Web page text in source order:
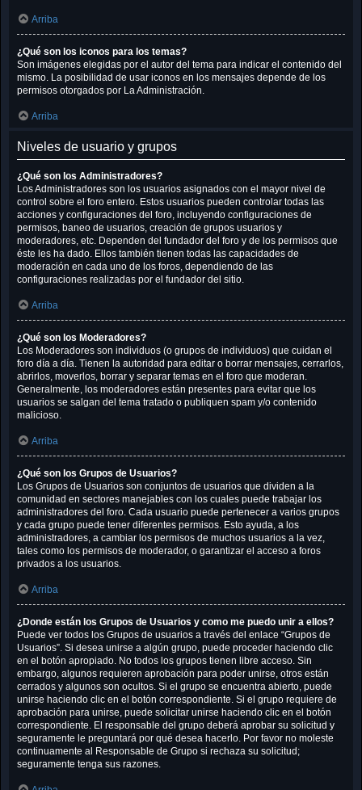
Arriba
¿Qué son los iconos para los temas?
Son imágenes elegidas por el autor del tema para indicar el contenido del
mismo. La posibilidad de usar iconos en los mensajes depende de los
permisos otorgados por La Administración.
Arriba
Niveles de usuario y grupos
¿Qué son los Administradores?
Los Administradores son los usuarios asignados con el mayor nivel de
control sobre el foro entero. Estos usuarios pueden controlar todas las
acciones y configuraciones del foro, incluyendo configuraciones de
permisos, baneo de usuarios, creación de grupos usuarios y
moderadores, etc. Dependen del fundador del foro y de los permisos que
éste les ha dado. Ellos también tienen todas las capacidades de
moderación en cada uno de los foros, dependiendo de las
configuraciones realizadas por el fundador del sitio.
Arriba
¿Qué son los Moderadores?
Los Moderadores son individuos (o grupos de individuos) que cuidan el
foro día a día. Tienen la autoridad para editar o borrar mensajes, cerrarlos,
abrirlos, moverlos, borrar y separar temas en el foro que moderan.
Generalmente, los moderadores están presentes para evitar que los
usuarios se salgan del tema tratado o publiquen spam y/o contenido
malicioso.
Arriba
¿Qué son los Grupos de Usuarios?
Los Grupos de Usuarios son conjuntos de usuarios que dividen a la
comunidad en sectores manejables con los cuales puede trabajar los
administradores del foro. Cada usuario puede pertenecer a varios grupos
y cada grupo puede tener diferentes permisos. Esto ayuda, a los
administradores, a cambiar los permisos de muchos usuarios a la vez,
tales como los permisos de moderador, o garantizar el acceso a foros
privados a los usuarios.
Arriba
¿Donde están los Grupos de Usuarios y como me puedo unir a ellos?
Puede ver todos los Grupos de usuarios a través del enlace “Grupos de
Usuarios”. Si desea unirse a algún grupo, puede proceder haciendo clic
en el botón apropiado. No todos los grupos tienen libre acceso. Sin
embargo, algunos requieren aprobación para poder unirse, otros están
cerrados y algunos son ocultos. Si el grupo se encuentra abierto, puede
unirse haciendo clic en el botón correspondiente. Si el grupo requiere de
aprobación para unirse, puede solicitar unirse haciendo clic en el botón
correspondiente. El responsable del grupo deberá aprobar su solicitud y
seguramente le preguntará por qué desea hacerlo. Por favor no moleste
continuamente al Responsable de Grupo si rechaza su solicitud;
seguramente tenga sus razones.